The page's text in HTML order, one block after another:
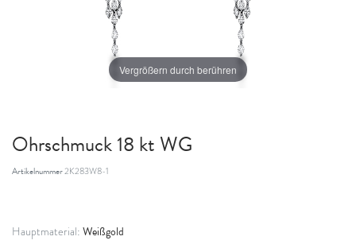
Vergrößern durch berühren
Ohrschmuck 18 kt WG
Artikelnummer2K283W8-1
Hauptmaterial: Weißgold